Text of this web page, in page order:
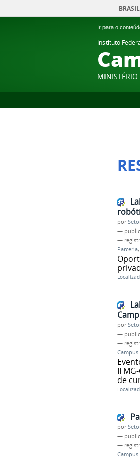
Ir para o
BRASIL
Instituto
MINISTÉRIO
por
—
—
Parceria,
por
—
—
Campus
de
por
—
—
Campus